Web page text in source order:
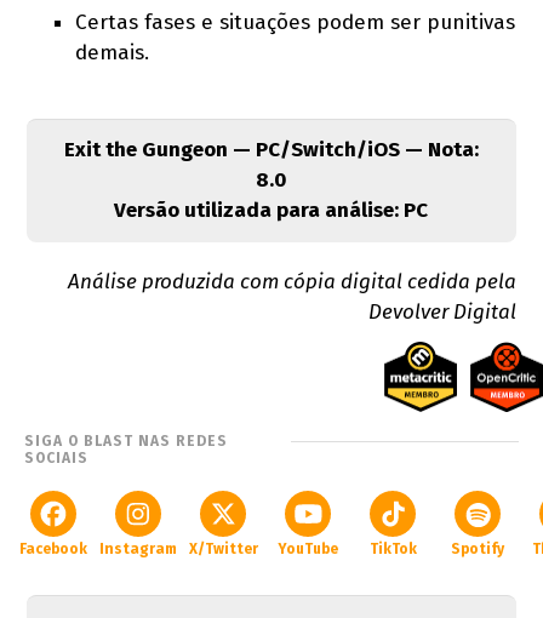
Certas fases e situações podem ser punitivas
demais.
Exit the Gungeon — PC/Switch/iOS — Nota:
8.0
Versão utilizada para análise: PC
Análise produzida com cópia digital cedida pela
Devolver Digital
SIGA O BLAST NAS REDES
SOCIAIS
Facebook Instagram X/Twitter YouTube TikTok Spotify